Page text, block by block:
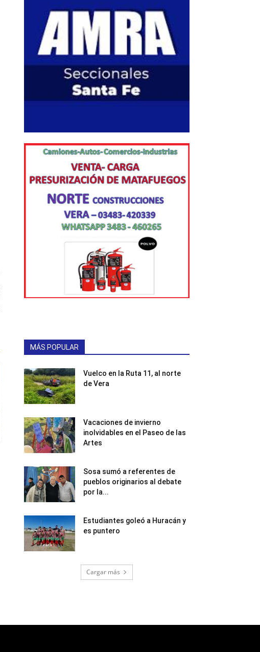
MÁS POPULAR
Vuelco en la Ruta 11, al norte
de Vera
Vacaciones de invierno
inolvidables en el Paseo de las
Artes
Sosa sumó a referentes de
pueblos originarios al debate
por la...
Estudiantes goleó a Huracán y
es puntero
Cargar más